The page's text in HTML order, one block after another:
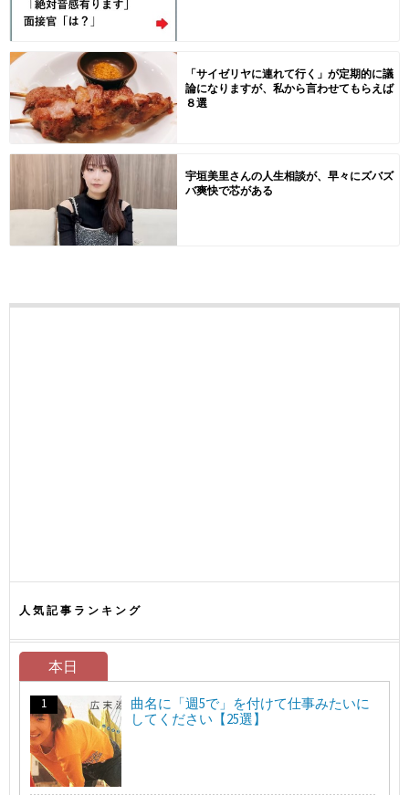
「サイゼリヤに連れて行く」が定期的に議
論になりますが、私から言わせてもらえば
８選
宇垣美里さんの人生相談が、早々にズバズ
バ爽快で芯がある
人気記事ランキング
本日
曲名に「週5で」を付けて仕事みたいに
してください【25選】